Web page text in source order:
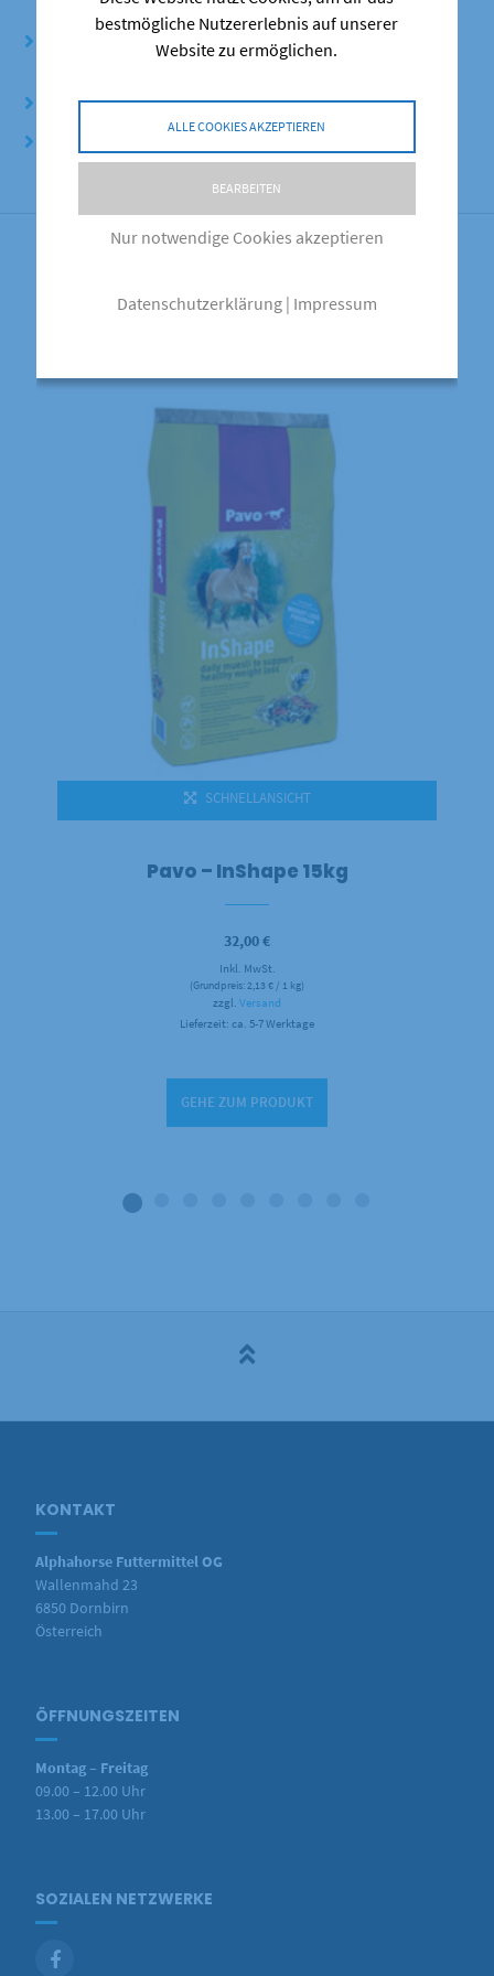
Doppelte Menge an Vitaminen und Mineralstoffen pro
Kilogramm Kraftfutter
Energiearm
Ähnliche Produkte
SCHNELLANSICHT
Pavo – InShape 15kg
32,00€
Inkl. MwSt.
(Grundpreis:2,13 € / 1 kg)
zzgl.Versand
Lieferzeit: ca. 5-7 Werktage
GEHE ZUM PRODUKT
KONTAKT
Alphahorse Futtermittel OG
Wallenmahd 23
6850 Dornbirn
Österreich
ÖFFNUNGSZEITEN
Montag – Freitag
09.00 – 12.00 Uhr
13.00 – 17.00 Uhr
SOZIALEN NETZWERKE
bestmögliche Nutzererlebnis auf unserer
Website zu ermöglichen.
ALLE COOKIES AKZEPTIEREN
BEARBEITEN
Nur notwendige Cookies akzeptieren
Datenschutzerklärung | Impressum